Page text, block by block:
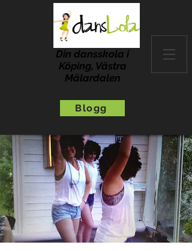
Din dansskola i
Köping, Västra
Mälardalen
Blogg